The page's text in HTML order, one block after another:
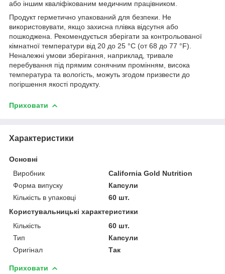
або іншим кваліфікованим медичним працівником.
Продукт герметично упакований для безпеки. Не
використовувати, якщо захисна плівка відсутня або
пошкоджена. Рекомендується зберігати за контрольованої
кімнатної температури від 20 до 25 °C (от 68 до 77 °F).
Неналежні умови зберігання, наприклад, тривале
перебування під прямим сонячним промінням, висока
температура та вологість, можуть згодом призвести до
погіршення якості продукту.
Приховати
Характеристики
Основні
Виробник
California Gold Nutrition
Форма випуску
Капсули
Кількість в упаковці
60 шт.
Користувальницькі характеристики
Кількість
60 шт.
Тип
Капсули
Оригінал
Так
Приховати